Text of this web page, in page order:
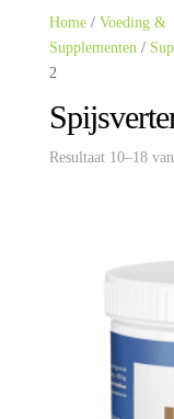
Home/ Voeding &
Supplementen/
2
Resultaat 10–18